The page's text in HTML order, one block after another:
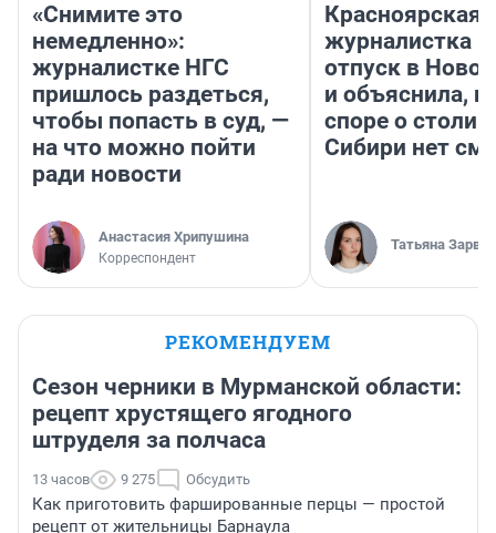
«Снимите это
немедленно»:
журналистке НГС
пришлось раздеться,
чтобы попасть в суд, —
на что можно пойти
ради новости
Анастасия Хрипушина
Корреспондент
Красноярская
журналистка
отпуск в
и объяснила,
споре о
Сибири нет
Татьяна Зарва
РЕКОМЕНДУЕМ
Сезон черники в Мурманской области:
рецепт хрустящего ягодного
штруделя за полчаса
13 часов 9 275 Обсудить
Как приготовить фаршированные перцы — простой
рецепт от жительницы Барнаула